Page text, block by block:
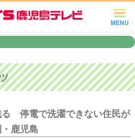
MENU
る 停電で洗濯できない住民が
鹿児島